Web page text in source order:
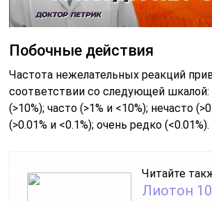
Побочные действия
Частота нежелательных реакций
соответствии со следующей шкалой:
(>10%); часто (>1% и <10%); нечасто
(>0.01% и <0.1%); очень редко (<0.01%).
Читайте
Лиотон